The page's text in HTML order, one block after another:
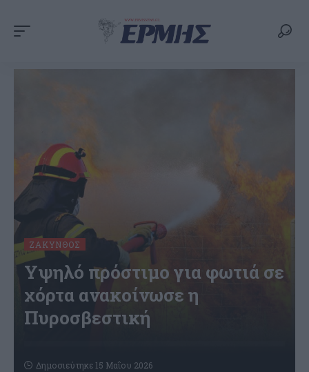
ΖΆΚΥΝΘΟΣ
Υψηλό πρόστιμο για φωτιά σε
χόρτα ανακοίνωσε η
Πυροσβεστική
Δημοσιεύτηκε 15 Μαΐου 2026